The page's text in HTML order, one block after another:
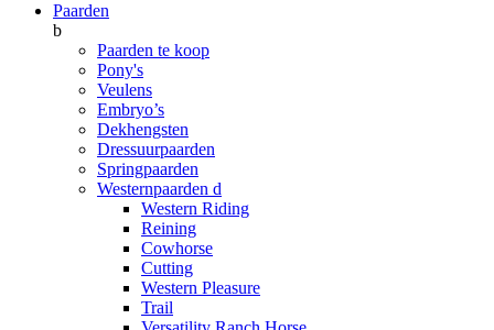
Paarden
b
Paarden te koop
Pony's
Veulens
Embryo’s
Dekhengsten
Dressuurpaarden
Springpaarden
Westernpaarden d
Western Riding
Reining
Cowhorse
Cutting
Western Pleasure
Trail